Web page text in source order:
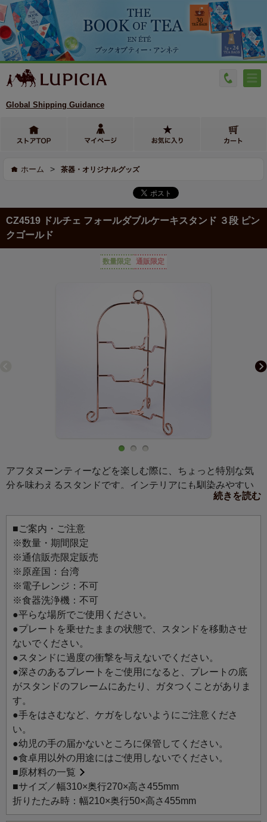
Global Shipping Guidance
ホーム > 茶器・オリジナルグッズ
CZ4519 ドルチェ フォールダブルケーキスタンド ３段 ピン
クゴールド
数量限定 通販限定
アフタヌーンティーなどを楽しむ際に、ちょっと特別な気
分を味わえるスタンドです。インテリアにも馴染みやすい
デザインで、折りたたむことができるので収納場所にも困
ることなく、使いたい時にすぐ出せるのも魅力。お手持ち
のプレートによって雰囲気を変えて楽しめます。プレート
の裏面を傷つけないよう、接地部にはシリコンがついてい
ます。
※プレートは付いておりませんので、ご用意ください。対
応プレートサイズ：直径180～240mm
続きを読む
■ご案内・ご注意
※数量・期間限定
※通信販売限定販売
※原産国：台湾
※電子レンジ：不可
※食器洗浄機：不可
●平らな場所でご使用ください。
●プレートを乗せたままの状態で、スタンドを移動させ
ないでください。
●スタンドに過度の衝撃を与えないでください。
●深さのあるプレートをご使用になると、プレートの底
がスタンドのフレームにあたり、ガタつくことがありま
す。
●手をはさむなど、ケガをしないようにご注意くださ
い。
●幼児の手の届かないところに保管してください。
●食卓用以外の用途にはご使用しないでください。
■原材料の一覧
■サイズ／幅310×奥行270×高さ455mm
折りたたみ時：幅210×奥行50×高さ455mm